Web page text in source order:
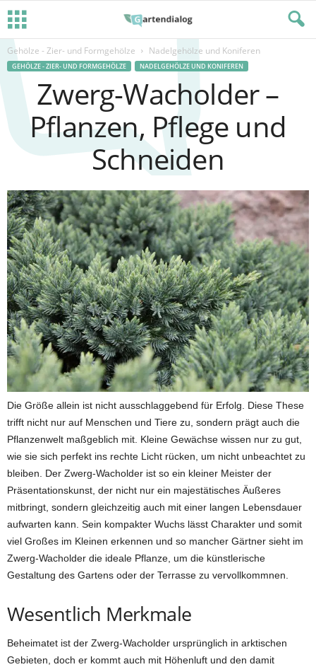
Gehölze - Zier- und Formgehölze Nadelgehölze und Koniferen
GEHÖLZE - ZIER- UND FORMGEHÖLZE NADELGEHÖLZE UND KONIFEREN
Zwerg-Wacholder –
Pflanzen, Pflege und
Schneiden
Die Größe allein ist nicht ausschlaggebend für Erfolg. Diese These
trifft nicht nur auf Menschen und Tiere zu, sondern prägt auch die
Pflanzenwelt maßgeblich mit. Kleine Gewächse wissen nur zu gut,
wie sie sich perfekt ins rechte Licht rücken, um nicht unbeachtet zu
bleiben. Der Zwerg-Wacholder ist so ein kleiner Meister der
Präsentationskunst, der nicht nur ein majestätisches Äußeres
mitbringt, sondern gleichzeitig auch mit einer langen Lebensdauer
aufwarten kann. Sein kompakter Wuchs lässt Charakter und somit
viel Großes im Kleinen erkennen und so mancher Gärtner sieht im
Zwerg-Wacholder die ideale Pflanze, um die künstlerische
Gestaltung des Gartens oder der Terrasse zu vervollkommnen.
Wesentlich Merkmale
Beheimatet ist der Zwerg-Wacholder ursprünglich in arktischen
Gebieten, doch er kommt auch mit Höhenluft und den damit